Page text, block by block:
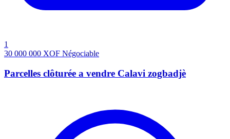
1
30 000 000 XOF Négociable
Parcelles clôturée a vendre Calavi zogbadjè